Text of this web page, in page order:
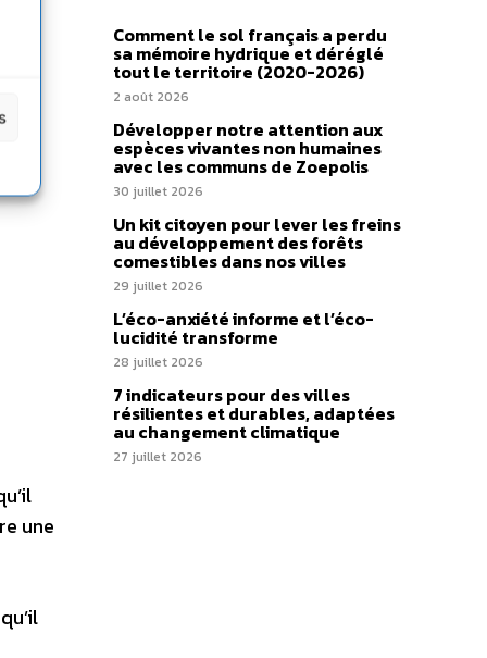
une
Comment le sol français a perdu
sa mémoire hydrique et déréglé
tout le territoire (2020-2026)
2 août 2026
Développer notre attention aux
espèces vivantes non humaines
avec les communs de Zoepolis
30 juillet 2026
Un kit citoyen pour lever les freins
au développement des forêts
comestibles dans nos villes
29 juillet 2026
L’éco-anxiété informe et l’éco-
lucidité transforme
28 juillet 2026
7 indicateurs pour des villes
résilientes et durables, adaptées
au changement climatique
27 juillet 2026